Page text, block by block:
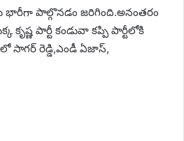
భారీగా పాల్గొనడం జరిగింది.అనంతరం
కృష్ణ పార్టీ కండువా కప్పి పార్టీలోకి
సాగర్ రెడ్డి,ఎండీ ఏజాస్,